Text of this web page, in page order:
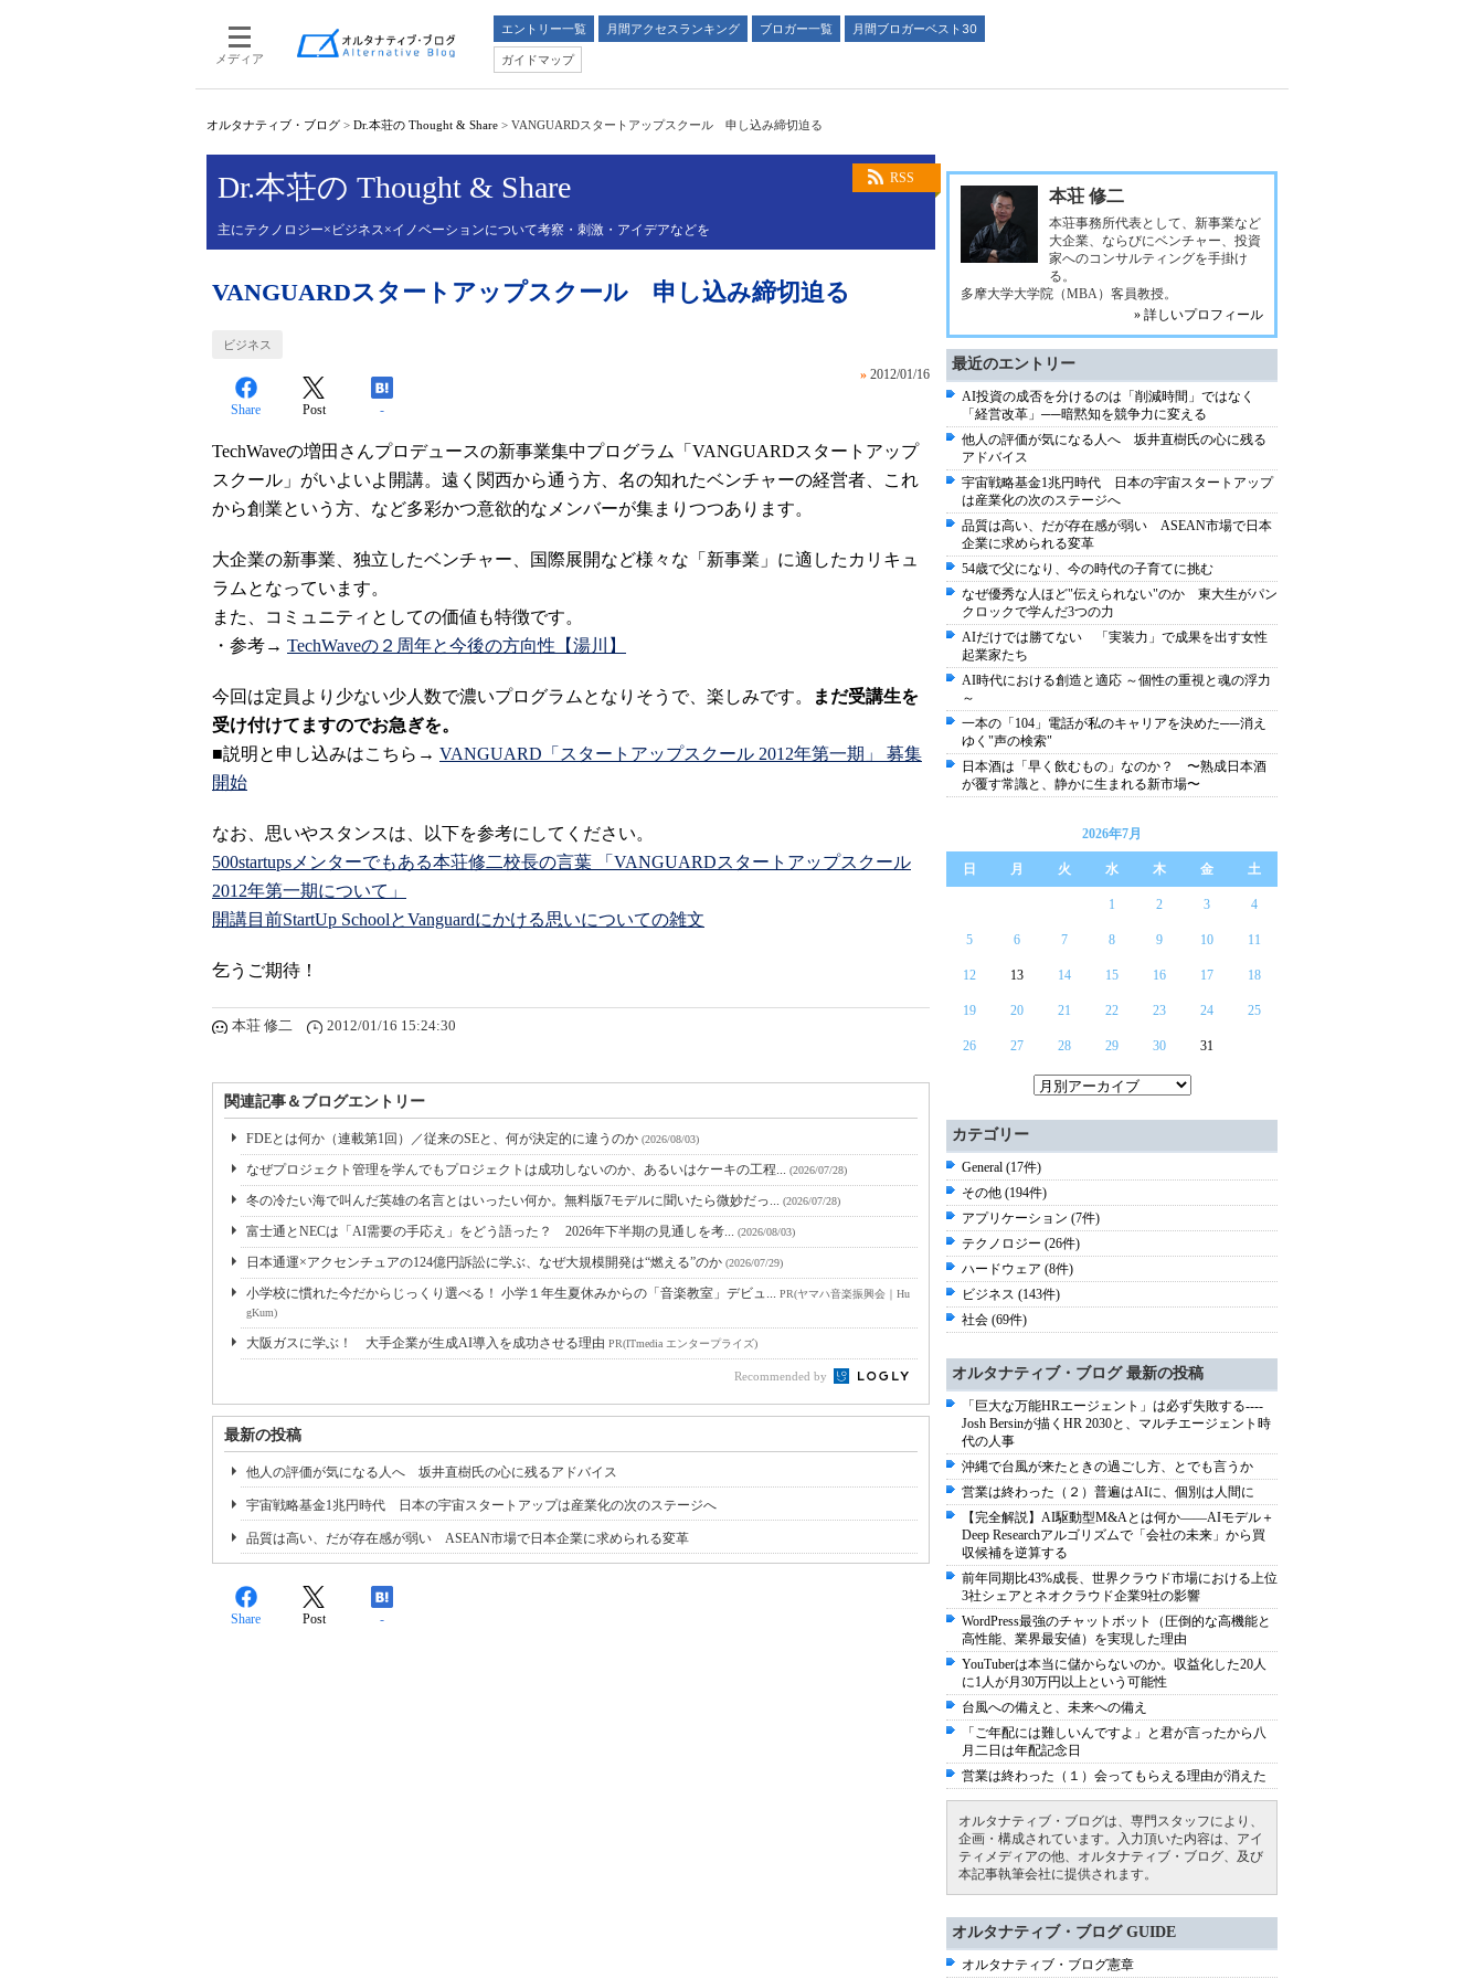
メディア
エントリー一覧 月間アクセスランキング ブロガー一覧
月間ブロガーベスト30
ガイドマップ
オルタナティブ・ブログ > Dr.本荘の Thought & Share > VANGUARDスタートアップスクール 申し込み締切迫る
RSS
Dr.本荘の Thought & Share
主にテクノロジー×ビジネス×イノベーションについて考察・刺激・アイデアなどを
VANGUARDスタートアップスクール 申し込み締切迫る
ビジネス
» 2012/01/16
Share Post -
TechWaveの増田さんプロデュースの新事業集中プログラム「VANGUARDスタートアップ
スクール」がいよいよ開講。遠く関西から通う方、名の知れたベンチャーの経営者、これ
から創業という方、など多彩かつ意欲的なメンバーが集まりつつあります。
大企業の新事業、独立したベンチャー、国際展開など様々な「新事業」に適したカリキュ
ラムとなっています。
また、コミュニティとしての価値も特徴です。
・参考→ TechWaveの２周年と今後の方向性【湯川】
今回は定員より少ない少人数で濃いプログラムとなりそうで、楽しみです。
まだ受講生を
受け付けてますのでお急ぎを。
■説明と申し込みはこちら→ VANGUARD「スタートアップスクール 2012年第一期」 募集
開始
なお、思いやスタンスは、以下を参考にしてください。
500startupsメンターでもある本荘修二校長の言葉 「VANGUARDスタートアップスクール
2012年第一期について」
開講目前StartUp SchoolとVanguardにかける思いについての雑文
乞うご期待！
本荘 修二 2012/01/16 15:24:30
関連記事＆ブログエントリー
FDEとは何か（連載第1回）／従来のSEと、何が決定的に違うのか (2026/08/03)
なぜプロジェクト管理を学んでもプロジェクトは成功しないのか、あるいはケーキの工程... (2026/07/28)
冬の冷たい海で叫んだ英雄の名言とはいったい何か。無料版7モデルに聞いたら微妙だっ... (2026/07/28)
富士通とNECは「AI需要の手応え」をどう語った？ 2026年下半期の見通しを考... (2026/08/03)
日本通運×アクセンチュアの124億円訴訟に学ぶ、なぜ大規模開発は“燃える”のか (2026/07/29)
小学校に慣れた今だからじっくり選べる！ 小学１年生夏休みからの「音楽教室」デビュ... PR(ヤマハ音楽振興会｜Hu
gKum)
大阪ガスに学ぶ！ 大手企業が生成AI導入を成功させる理由 PR(ITmedia エンタープライズ)
Recommended by
最新の投稿
他人の評価が気になる人へ 坂井直樹氏の心に残るアドバイス
宇宙戦略基金1兆円時代 日本の宇宙スタートアップは産業化の次のステージへ
品質は高い、だが存在感が弱い ASEAN市場で日本企業に求められる変革
Share Post -
本荘 修二
本荘事務所代表として、新事業など
大企業、ならびにベンチャー、投資
家へのコンサルティングを手掛け
る。
多摩大学大学院（MBA）客員教授。
» 詳しいプロフィール
最近のエントリー
AI投資の成否を分けるのは「削減時間」ではなく
「経営改革」──暗黙知を競争力に変える
他人の評価が気になる人へ 坂井直樹氏の心に残る
アドバイス
宇宙戦略基金1兆円時代 日本の宇宙スタートアップ
は産業化の次のステージへ
品質は高い、だが存在感が弱い ASEAN市場で日本
企業に求められる変革
54歳で父になり、今の時代の子育てに挑む
なぜ優秀な人ほど"伝えられない"のか 東大生がパン
クロックで学んだ3つの力
AIだけでは勝てない 「実装力」で成果を出す女性
起業家たち
AI時代における創造と適応 ～個性の重視と魂の浮力
～
一本の「104」電話が私のキャリアを決めた──消え
ゆく"声の検索"
日本酒は「早く飲むもの」なのか？ 〜熟成日本酒
が覆す常識と、静かに生まれる新市場〜
2026年7月
日 月 火 水 木 金 土
1 2 3 4
5 6 7 8 9 10 11
12 13 14 15 16 17 18
19 20 21 22 23 24 25
26 27 28 29 30 31
カテゴリー
General (17件)
その他 (194件)
アプリケーション (7件)
テクノロジー (26件)
ハードウェア (8件)
ビジネス (143件)
社会 (69件)
オルタナティブ・ブログ 最新の投稿
「巨大な万能HRエージェント」は必ず失敗する----
Josh Bersinが描くHR 2030と、マルチエージェント時
代の人事
沖縄で台風が来たときの過ごし方、とでも言うか
営業は終わった（２）普遍はAIに、個別は人間に
【完全解説】AI駆動型M&Aとは何か――AIモデル＋
Deep Researchアルゴリズムで「会社の未来」から買
収候補を逆算する
前年同期比43%成長、世界クラウド市場における上位
3社シェアとネオクラウド企業9社の影響
WordPress最強のチャットボット（圧倒的な高機能と
高性能、業界最安値）を実現した理由
YouTuberは本当に儲からないのか。収益化した20人
に1人が月30万円以上という可能性
台風への備えと、未来への備え
「ご年配には難しいんですよ」と君が言ったから八
月二日は年配記念日
営業は終わった（１）会ってもらえる理由が消えた
オルタナティブ・ブログは、専門スタッフにより、
企画・構成されています。入力頂いた内容は、アイ
ティメディアの他、オルタナティブ・ブログ、及び
本記事執筆会社に提供されます。
オルタナティブ・ブログ GUIDE
オルタナティブ・ブログ憲章